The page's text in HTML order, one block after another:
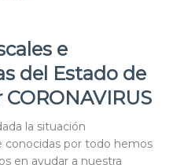
e
del Estado de
la situación
conocidas por todo hemos
en ayudar a nuestra